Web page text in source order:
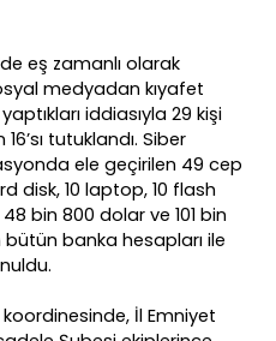
eş zamanlı olarak
medyadan kıyafet
iddiasıyla 29 kişi
tutuklandı. Siber
ele geçirilen 49 cep
disk, 10 laptop, 10 flash
bin 800 dolar ve 101 bin
banka hesapları ile
koordinesinde, İl Emniyet